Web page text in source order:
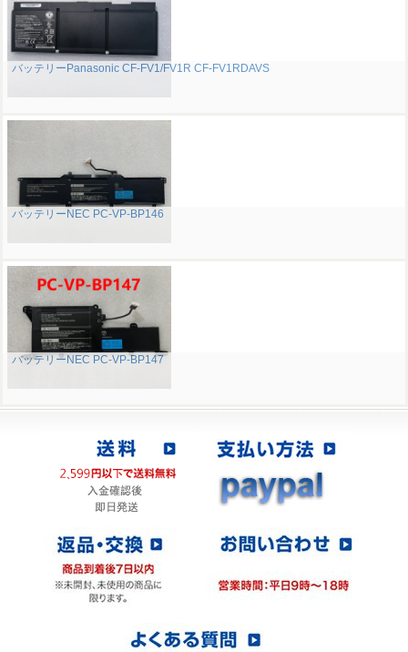
バッテリーPanasonic CF-FV1/FV1R CF-FV1RDAVS
バッテリーNEC PC-VP-BP146
バッテリーNEC PC-VP-BP147